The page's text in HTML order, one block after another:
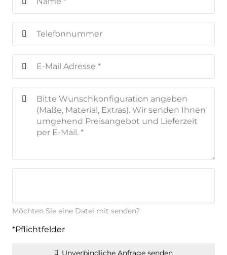
Möchten Sie eine Datei mit senden?
*Pflichtfelder
Unverbindliche Anfrage senden